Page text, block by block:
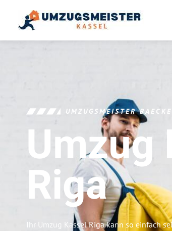
UMZUGSMEISTER
Umzug
Riga
Ihr Umzug Kassel Riga kann so einfach